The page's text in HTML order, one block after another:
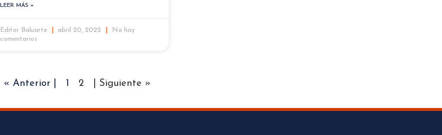
LEER MÁS »
Editor Baluarte abril 20, 2022
No hay
comentarios
« Anterior | 1 2 | Siguiente »